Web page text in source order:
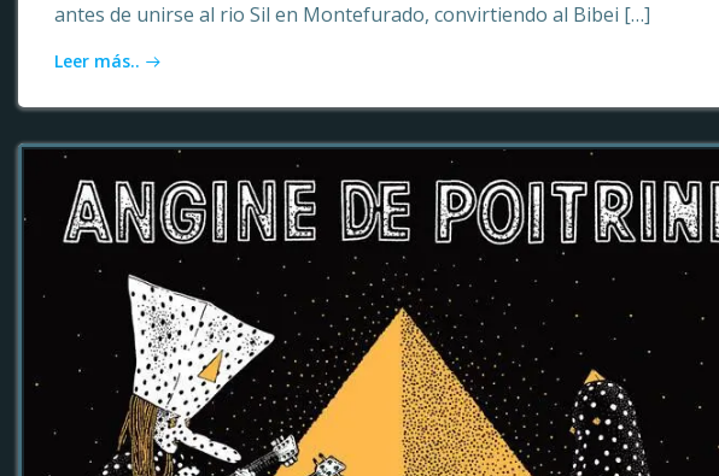
antes de unirse al rio Sil en Montefurado, convirtiendo al Bibei […]
Leer más..